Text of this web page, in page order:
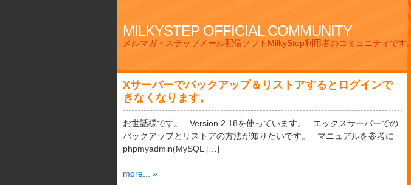
MILKYSTEP OFFICIAL COMMUNITY
メルマガ・ステップメール配信ソフトMilkyStep利用者のコミュニティです。
Xサーバーでバックアップ＆リストアするとログインで
きなくなります。
お世話様です。 Version 2.18を使っています。 エックスサーバーでの
バックアップとリストアの方法が知りたいです。 マニュアルを参考に
phpmyadmin(MySQL […]
more... »